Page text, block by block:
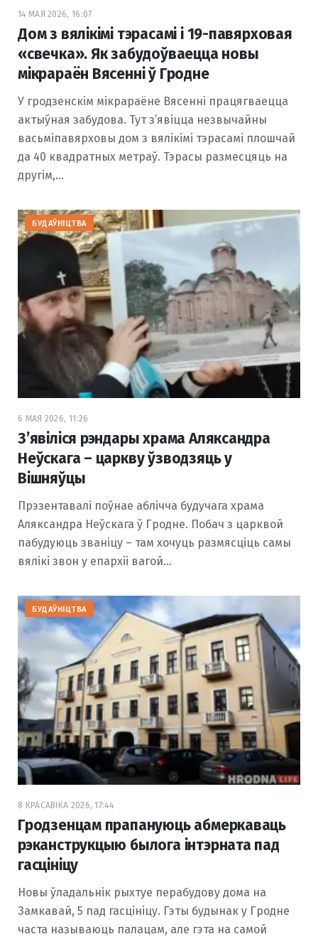
14 МАЯ 2026, 16:07
Дом з вялікімі тэрасамі і 19-павярховая
«свечка». Як забудоўваецца новы
мікрараён Вясенні ў Гродне
У гродзенскім мікрараёне Вясенні працягваецца
актыўная забудова. Тут з’явіцца незвычайны
васьміпавярховы дом з вялікімі тэрасамі плошчай
да 40 квадратных метраў. Тэрасы размесцяць на
другім,…
БУДАЎНІЦТВА
6 МАЯ 2026, 11:26
З’явіліся рэндары храма Аляксандра
Неўскага – царкву ўзводзяць у
Вішняўцы
Прэзентавалі поўнае аблічча будучага храма
Аляксандра Неўскага ў Гродне. Побач з царквой
пабудуюць званіцу – там хочуць размясціць самы
вялікі звон у епархіі вагой…
БУДАЎНІЦТВА
8 КРАСАВІКА 2026, 17:44
Гродзенцам прапануюць абмеркаваць
рэканструкцыю былога інтэрната пад
гасцініцу
Новы ўладальнік рыхтуе перабудову дома на
Замкавай, 5 пад гасцініцу. Гэты будынак у Гродне
часта называюць палацам, але гэта на самой